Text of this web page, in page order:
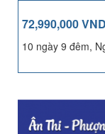
72,990,000 VND
10 ngày 9 đêm,